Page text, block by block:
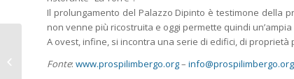
Il prolungamento del Palazzo Dipinto è testimone della
non venne più ricostruita e oggi permette quindi
A ovest, infine, si incontra una serie di edifici, di
Fonte: www.prospilimbergo.org– info@prospilimbergo.org
Museo Archeologico.